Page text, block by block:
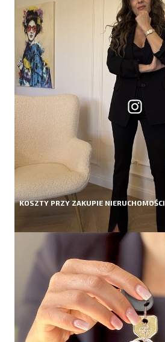
KOSZTY PRZY ZAKUPIE NIERUCHOMOŚCI